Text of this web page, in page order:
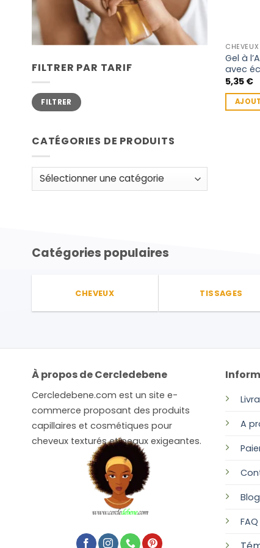
FILTRER PAR TARIF
Prix
min
Prix
maxFILTRER
CATÉGORIES DE PRODUITS
CHEVEUX
Gel à
avec
5,35 €
Catégories populaires
CHEVEUX TISSAGES
À propos de Cercledebene
Cercledebene.com est un site e-
commerce proposant des produits
capillaires et cosmétiques pour
cheveux texturés et peaux exigeantes.
A
Blog
FAQ